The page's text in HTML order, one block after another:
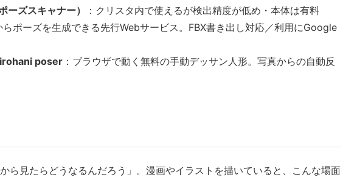
ーズスキャナー）
：クリスタ内で使えるが検出精度が低め・本体は有料
らポーズを生成できる先行Webサービス。FBX書き出し対応／利用にGoogle
poser ：ブラウザで動く無料の手動デッサン人形。写真からの自動反
から見たらどうなるんだろう」。漫画やイラストを描いていると、こんな場面